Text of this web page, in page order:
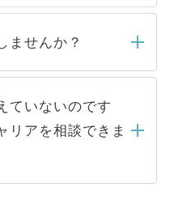
人気のある医療機
、応募が殺到する場
条件に合った人材の
頼するケースが増え
ことは一切ありませ
から内定をいただい
りません。内定先へ
アパートナーが行い
ませんか？
ことはありませんの
当サイトからの登録
者様の個人情報は、
プおよび転職活動の
します。お預かりし
ータはご本人の許可
ていないのです
リアを相談できま